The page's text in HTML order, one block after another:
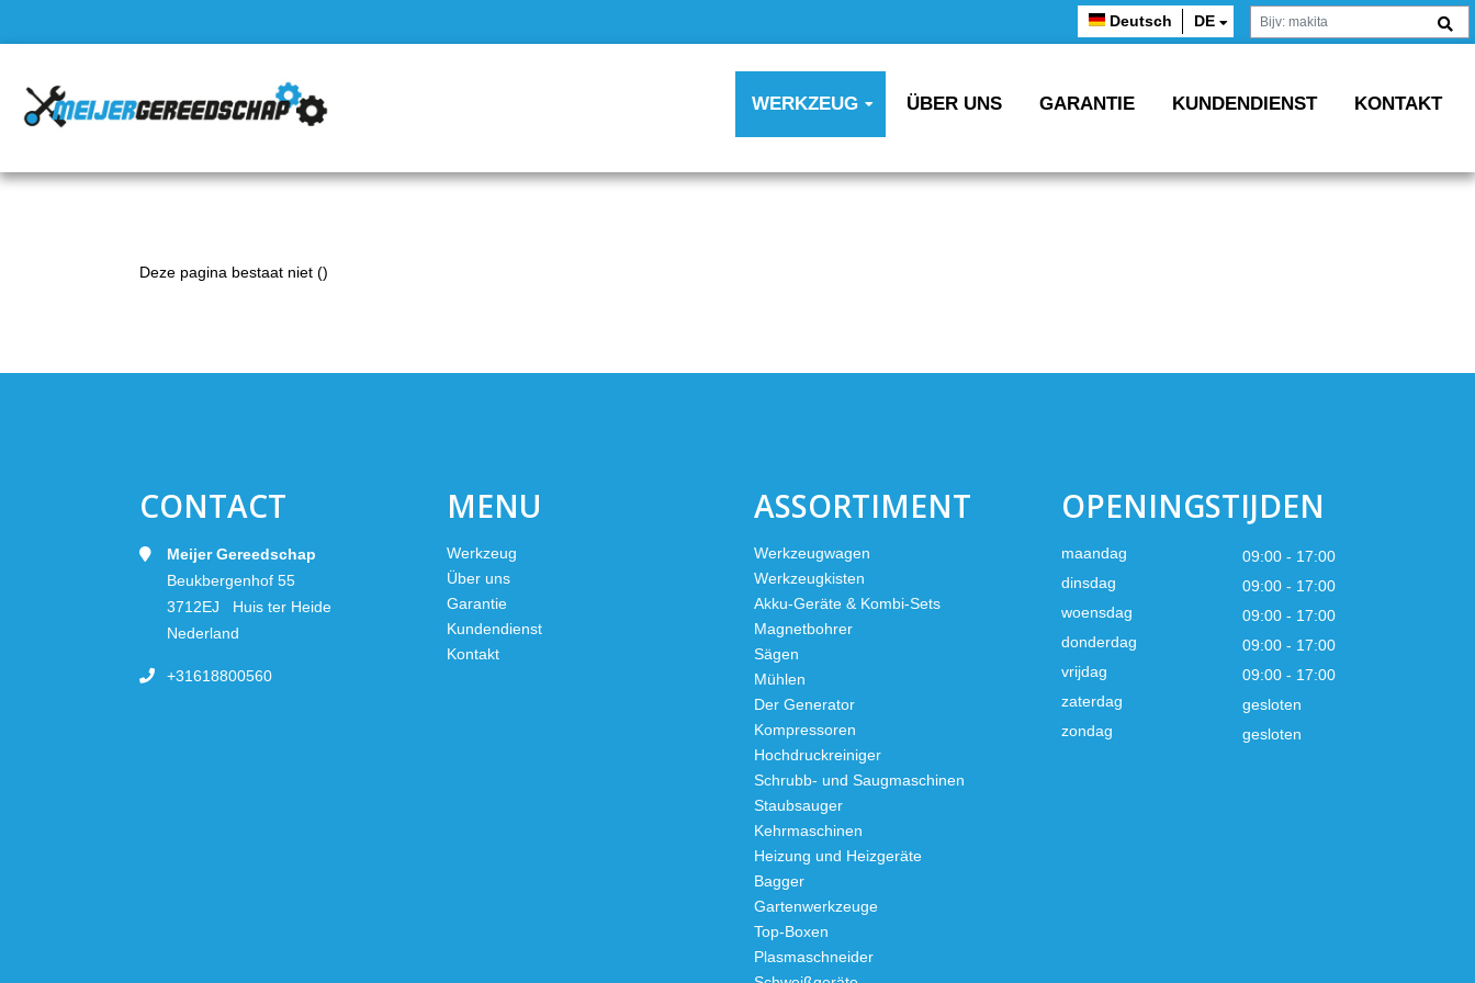
Deutsch DE
WERKZEUG ÜBER UNS GARANTIE KUNDENDIENST KONTAKT
Deze pagina bestaat niet ()
CONTACT
Meijer Gereedschap
Beukbergenhof 55
3712EJ Huis ter Heide
Nederland
+31618800560
MENU
Werkzeug
Über uns
Garantie
Kundendienst
Kontakt
ASSORTIMENT
Werkzeugwagen
Werkzeugkisten
Akku-Geräte & Kombi-Sets
Magnetbohrer
Sägen
Mühlen
Der Generator
Kompressoren
Hochdruckreiniger
Schrubb- und Saugmaschinen
Staubsauger
Kehrmaschinen
Heizung und Heizgeräte
Bagger
Gartenwerkzeuge
Top-Boxen
Plasmaschneider
OPENINGSTIJDEN
maandag
09:00 - 17:00
dinsdag
09:00 - 17:00
woensdag
09:00 - 17:00
donderdag
09:00 - 17:00
vrijdag
09:00 - 17:00
zaterdag
gesloten
zondag
gesloten